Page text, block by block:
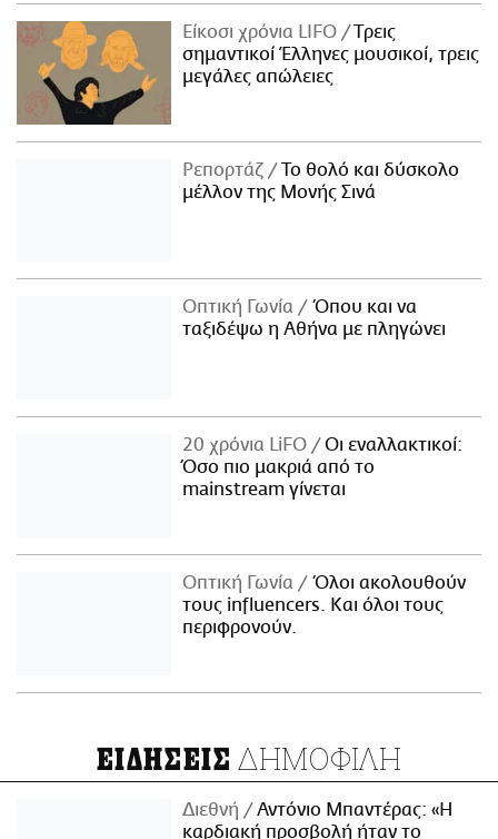
Είκοσι χρόνια LIFO
Tρεις
σημαντικοί Έλληνες μουσικοί, τρεις
μεγάλες απώλειες
Ρεπορτάζ
Το θολό και δύσκολο
μέλλον της Μονής Σινά
Οπτική Γωνία
Όπου και να
ταξιδέψω η Αθήνα με πληγώνει
20 χρόνια LiFO
Οι εναλλακτικοί:
Όσο πιο μακριά από το
mainstream γίνεται
Οπτική Γωνία
Όλοι ακολουθούν
τους influencers. Και όλοι τους
περιφρονούν.
ΕΙΔΗΣΕΙΣ ΔΗΜΟΦΙΛΗ
Διεθνή
Αντόνιο Μπαντέρας: «Η
καρδιακή προσβολή ήταν το